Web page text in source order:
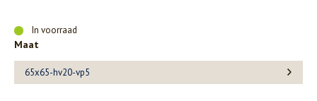
In voorraad
Maat
65x65-hv20-vp5